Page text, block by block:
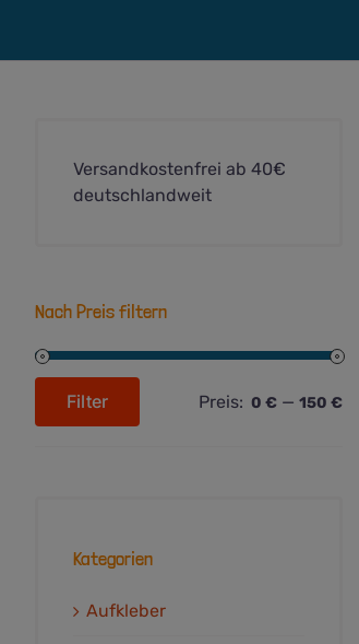
Versandkostenfrei ab 40€
deutschlandweit
Nach Preis filtern
Max.
Filter Preis: 0 €— 150 €
Kategorien
Aufkleber